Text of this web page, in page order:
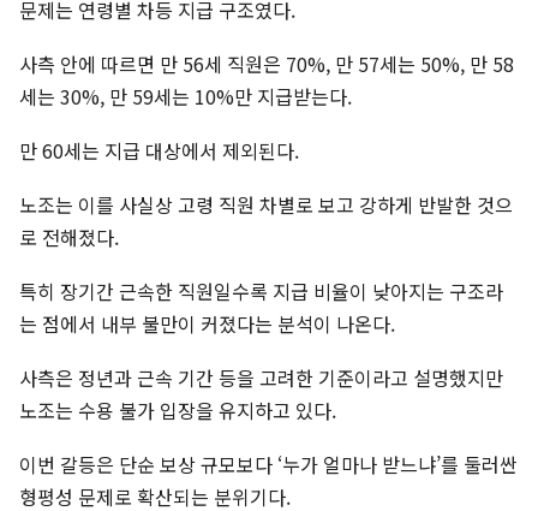
문제는 연령별 차등 지급 구조였다.
사측 안에 따르면 만 56세 직원은 70%, 만 57세는 50%, 만 58
세는 30%, 만 59세는 10%만 지급받는다.
만 60세는 지급 대상에서 제외된다.
노조는 이를 사실상 고령 직원 차별로 보고 강하게 반발한 것으
로 전해졌다.
특히 장기간 근속한 직원일수록 지급 비율이 낮아지는 구조라
는 점에서 내부 불만이 커졌다는 분석이 나온다.
사측은 정년과 근속 기간 등을 고려한 기준이라고 설명했지만
노조는 수용 불가 입장을 유지하고 있다.
이번 갈등은 단순 보상 규모보다 ‘누가 얼마나 받느냐’를 둘러싼
형평성 문제로 확산되는 분위기다.